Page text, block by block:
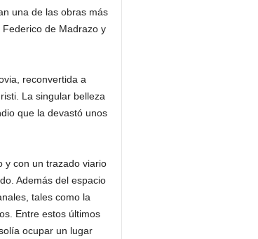
una de las obras más
de Madrazo y
reconvertida a
La singular belleza
que la devastó unos
y con un trazado viario
Además del espacio
tales como la
Entre estos últimos
ocupar un lugar